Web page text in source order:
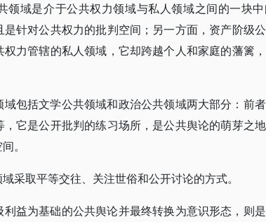
领域是介于公共权力领域与私人领域之间的一块
针对公共权力的批判空间；另一方面，资产阶级
力管辖的私人领域，它却跨越个人和家庭的藩篱
包括文学公共领域和政治公共领域两大部分：前
它是公开批判的练习场所，是公共舆论的萌芽之
。
采取平等交往、关注世俗和公开讨论的方式。
益为基础的公共舆论并最终转换为意识形态，则